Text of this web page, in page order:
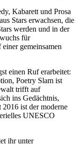
Kabarett und Prosa
Stars erwachsen, die
werden und in der
für
gemeinsamen
einen Ruf erarbeitet:
Poetry Slam ist
trifft auf
ins Gedächtnis,
ist der moderne
UNESCO
ihr unter